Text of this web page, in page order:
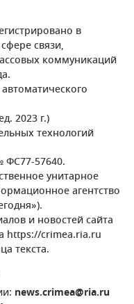
в
связи,
коммуникаций
2023 г.)
технологий
ФС77-57640.
унитарное
агентство
и новостей сайта
https://crimea.ria.ru
текста.
news.crimea@ria.ru